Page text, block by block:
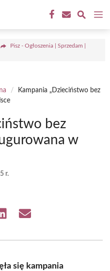
Pisz - Ogłoszenia | Sprzedam |
/
Kampania „Dzieciństwo bez
bez
w
r.
Share Share
się kampania